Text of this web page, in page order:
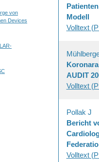
von
Devices
Modell
Volltext
AUDIT
Volltext
Pollak J
Bericht
Volltext